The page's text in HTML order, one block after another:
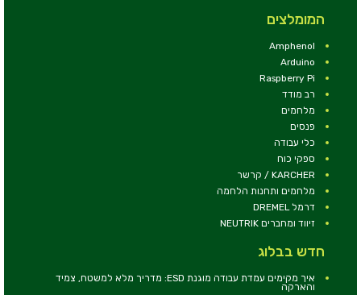
המומלצים
Amphenol
Arduino
Raspberry Pi
רב מודד
מלחמים
פנסים
כלי עבודה
ספקי כוח
KARCHER / קרשר
מלחמים ותחנות הלחמה
דרמל DREMEL
זיווד ומחברים NEUTRIK
חדש בבלוג
איך מקימים עמדת עבודה מוגנת ESD: מדריך מלא למשטח, צמיד
והארקה